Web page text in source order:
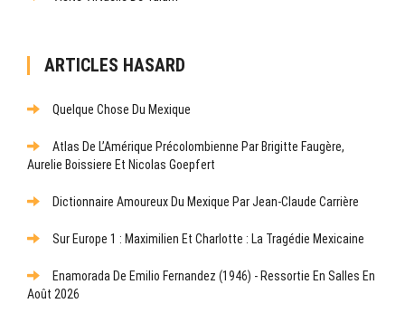
ARTICLES HASARD
Quelque Chose Du Mexique
Atlas De L’Amérique Précolombienne Par Brigitte Faugère,
Aurelie Boissiere Et Nicolas Goepfert
Dictionnaire Amoureux Du Mexique Par Jean-Claude Carrière
Sur Europe 1 : Maximilien Et Charlotte : La Tragédie Mexicaine
Enamorada De Emilio Fernandez (1946) - Ressortie En Salles En
Août 2026